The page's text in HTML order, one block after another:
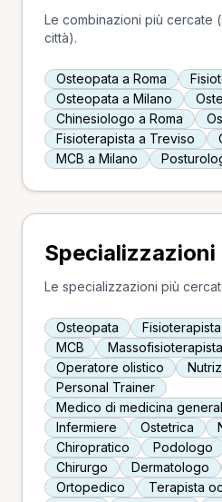
Le combinazioni più cercate
città).
Osteopata a Roma
Osteopata a Milano
Chinesiologo a Roma
Fisioterapista a Treviso
MCB a Milano
Le specializzazioni più
Osteopata Fisioterapista
MCB
Massofisioterapista
Operatore olistico
Personal Trainer
Medico di medicina
Infermiere
Ostetrica
Chiropratico
Podologo
Chirurgo
Dermatologo
Ortopedico
Terapista